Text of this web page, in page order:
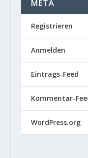
META
Registrieren
Anmelden
Eintrags-Feed
Kommentar-
WordPress.org